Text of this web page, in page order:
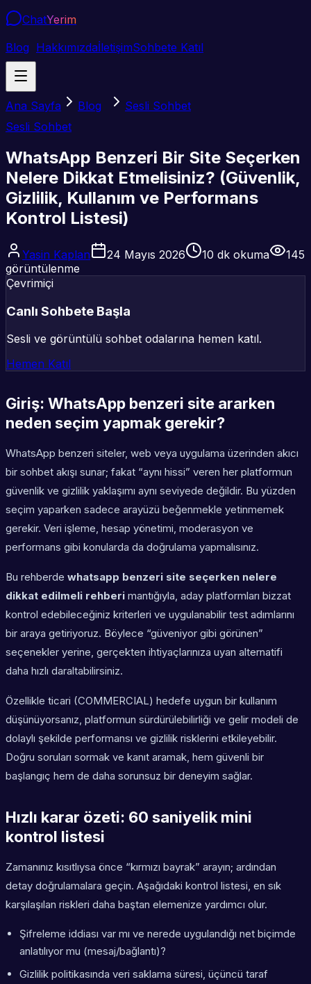
ChatYerim
Blog HakkımızdaİletişimSohbete Katıl
Ana Sayfa Blog
Sesli Sohbet
Sesli Sohbet
WhatsApp Benzeri Bir Site Seçerken
Nelere Dikkat Etmelisiniz? (Güvenlik,
Gizlilik, Kullanım ve Performans
Kontrol Listesi)
Yasin Kaplan 24 Mayıs 2026 10 dk okuma
145
görüntülenme
Çevrimiçi
Canlı Sohbete Başla
Sesli ve görüntülü sohbet odalarına hemen katıl.
Hemen Katıl
Giriş: WhatsApp benzeri site ararken
neden seçim yapmak gerekir?
WhatsApp benzeri siteler, web veya uygulama üzerinden akıcı
bir sohbet akışı sunar; fakat “aynı hissi” veren her platformun
güvenlik ve gizlilik yaklaşımı aynı seviyede değildir. Bu yüzden
seçim yaparken sadece arayüzü beğenmekle yetinmemek
gerekir. Veri işleme, hesap yönetimi, moderasyon ve
performans gibi konularda da doğrulama yapmalısınız.
Bu rehberde whatsapp benzeri site seçerken nelere
dikkat edilmeli rehberi mantığıyla, aday platformları bizzat
kontrol edebileceğiniz kriterleri ve uygulanabilir test adımlarını
bir araya getiriyoruz. Böylece “güveniyor gibi görünen”
seçenekler yerine, gerçekten ihtiyaçlarınıza uyan alternatifi
daha hızlı daraltabilirsiniz.
Özellikle ticari (COMMERCIAL) hedefe uygun bir kullanım
düşünüyorsanız, platformun sürdürülebilirliği ve gelir modeli de
dolaylı şekilde performansı ve gizlilik risklerini etkileyebilir.
Doğru soruları sormak ve kanıt aramak, hem güvenli bir
başlangıç hem de daha sorunsuz bir deneyim sağlar.
Hızlı karar özeti: 60 saniyelik mini
kontrol listesi
Zamanınız kısıtlıysa önce “kırmızı bayrak” arayın; ardından
detay doğrulamalara geçin. Aşağıdaki kontrol listesi, en sık
karşılaşılan riskleri daha baştan elemenize yardımcı olur.
Şifreleme iddiası var mı ve nerede uygulandığı net biçimde
anlatılıyor mu (mesaj/bağlantı)?
Gizlilik politikasında veri saklama süresi, üçüncü taraf